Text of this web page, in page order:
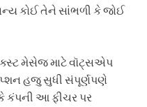
કોઈ તેને સાંભળી કે જોઈ
મેસેજ માટે વૉટ્સએપ
હજુ સુધી સંપૂર્ણપણે
કંપની આ ફીચર પર